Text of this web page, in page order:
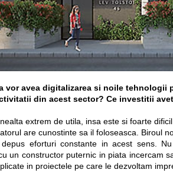
vor avea digitalizarea si noile
din acest sector? Ce investitii
extrem de utila, insa este si foarte
are cunostinte sa il foloseasca. Biroul
eforturi constante in acest sens.
un constructor puternic in piata incercam
in proiectele pe care le dezvoltam